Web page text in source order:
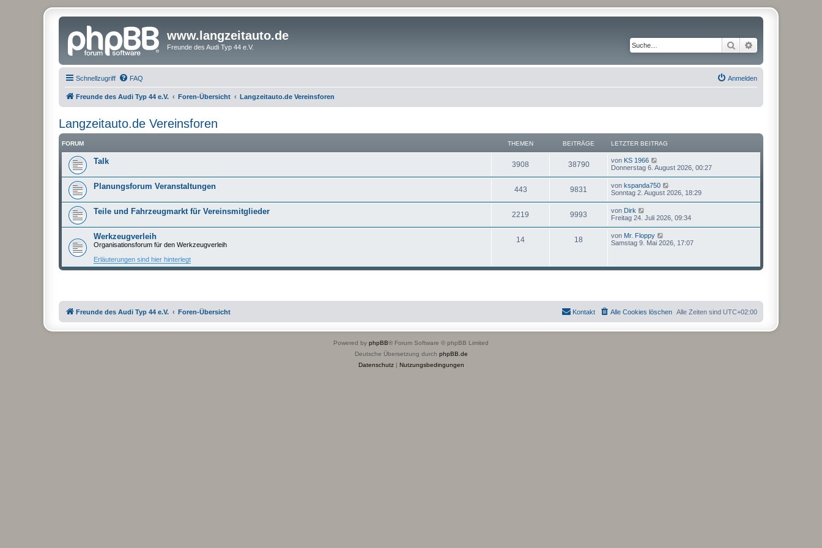
www.langzeitauto.de
Freunde des Audi Typ 44 e.V. Suche
Schnellzugriff FAQ Anmelden
Freunde des Audi Typ 44 e.V. Foren-Übersicht Langzeitauto.de Vereinsforen
Langzeitauto.de Vereinsforen
FORUM THEMEN BEITRÄGE LETZTER BEITRAG
Talk 3908 38790 von KS 1966
e
e
s
t
e
B
e
i
t
r
Donnerstag 6. August 2026, 00:27
Planungsforum Veranstaltungen 443 9831 von kspanda750
e
s
t
e
B
t
r
Sonntag 2. August 2026, 18:29
Teile und Fahrzeugmarkt für Vereinsmitglieder 2219 9993 von Dirk
e
s
B
g
Freitag 24. Juli 2026, 09:34
Werkzeugverleih
Organisationsforum für den Werkzeugverleih
Erläuterungen sind hier hinterlegt
14 18 von Mr. Floppy
e
t
e
t
r
a
Samstag 9. Mai 2026, 17:07
Freunde des Audi Typ 44 e.V. Foren-Übersicht Alle Zeiten sind UTC+02:00
Alle Cookies löschen
Kontakt
Powered by phpBB® Forum Software © phpBB Limited
Deutsche Übersetzung durch phpBB.de
Datenschutz| Nutzungsbedingungen